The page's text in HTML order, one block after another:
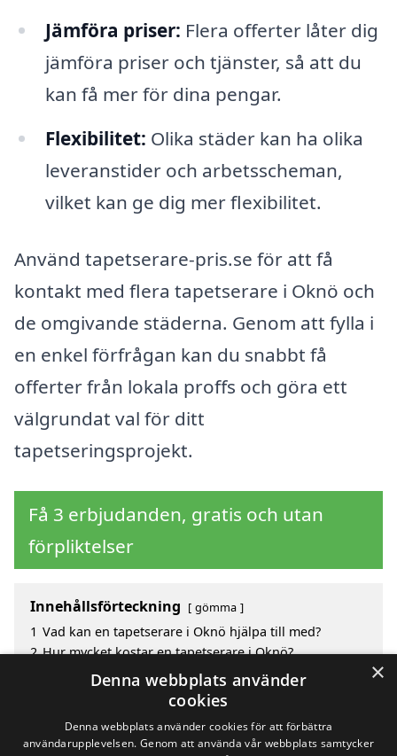
Jämföra priser: Flera offerter låter dig
jämföra priser och tjänster, så att du
kan få mer för dina pengar.
Flexibilitet: Olika städer kan ha olika
leveranstider och arbetsscheman,
vilket kan ge dig mer flexibilitet.
Använd tapetserare-pris.se för att få
kontakt med flera tapetserare i Oknö och
de omgivande städerna. Genom att fylla i
en enkel förfrågan kan du snabbt få
offerter från lokala proffs och göra ett
välgrundat val för ditt
tapetseringsprojekt.
Få 3 erbjudanden, gratis och utan
förpliktelser
Innehållsförteckning gömma
1 Vad kan en tapetserare i Oknö hjälpa till med?
2 Hur mycket kostar en tapetserare i Oknö?
Fördelar med att välja tapetserare i Oknö
Sök efter en skicklig tapetserare i de omgivande
×
Denna webbplats använder
cookies
Denna webbplats använder cookies för att förbättra
användarupplevelsen. Genom att använda vår webbplats samtycker